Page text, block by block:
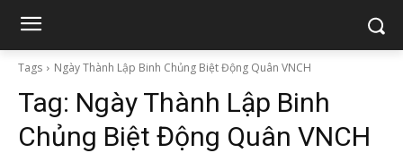
Tags Ngày Thành Lập Binh Chủng Biệt Động Quân VNCH
Tag: Ngày Thành Lập Binh
Chủng Biệt Động Quân VNCH